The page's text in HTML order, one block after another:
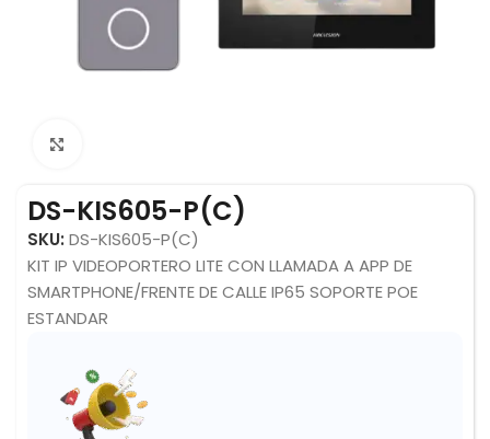
DS-KIS605-P(C)
SKU: DS-KIS605-P(C)
KIT IP VIDEOPORTERO LITE CON LLAMADA A APP DE
SMARTPHONE/FRENTE DE CALLE IP65 SOPORTE POE
ESTANDAR